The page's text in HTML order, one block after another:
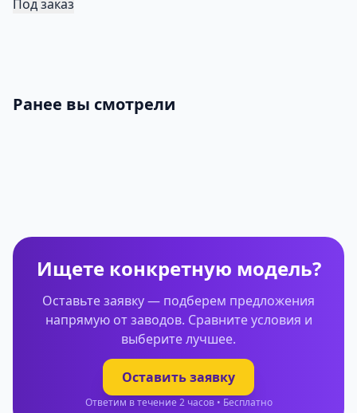
Под заказ
Ранее вы смотрели
Ищете конкретную модель?
Оставьте заявку — подберем предложения
напрямую от заводов. Сравните условия и
выберите лучшее.
Оставить заявку
Ответим в течение 2 часов • Бесплатно